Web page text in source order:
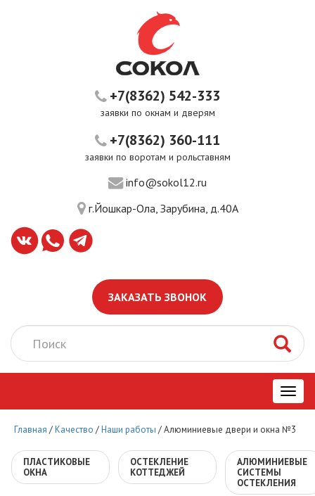
+7(8362) 542-333
заявки по окнам и дверям
+7(8362) 360-111
заявки по воротам и рольставням
info@sokol12.ru
г.Йошкар-Ола, Зарубина, д.40А
ЗАКАЗАТЬ ЗВОНОК
Главная /Качество /Наши работы /Алюминиевые двери и окна №3
ПЛАСТИКОВЫЕ
ОКНА
ОСТЕКЛЕНИЕ
КОТТЕДЖЕЙ
АЛЮМИНИЕВЫЕ
СИСТЕМЫ
ОСТЕКЛЕНИЯ